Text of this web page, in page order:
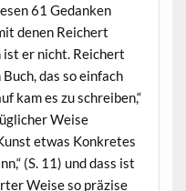
61 Gedanken
denen Reichert
er nicht. Reichert
das so einfach
kam es zu schreiben,“
Weise
etwas Konkretes
(S. 11) und dass ist
Weise so präzise